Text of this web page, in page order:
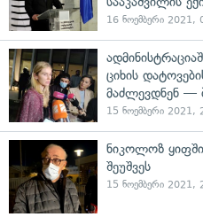
16 ნოემბერი 2021,
ციხის
მაძლევდნენ —
15 ნოემბერი 2021,
ნიკოლოზ
შეუშვეს
15 ნოემბერი 2021,